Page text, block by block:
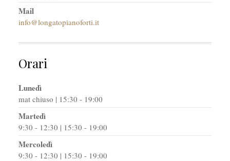
Mail
info@longatopianoforti.it
Orari
Lunedì
mat chiuso | 15:30 - 19:00
Martedì
9:30 - 12:30 | 15:30 - 19:00
Mercoledì
9:30 - 12:30 | 15:30 - 19:00